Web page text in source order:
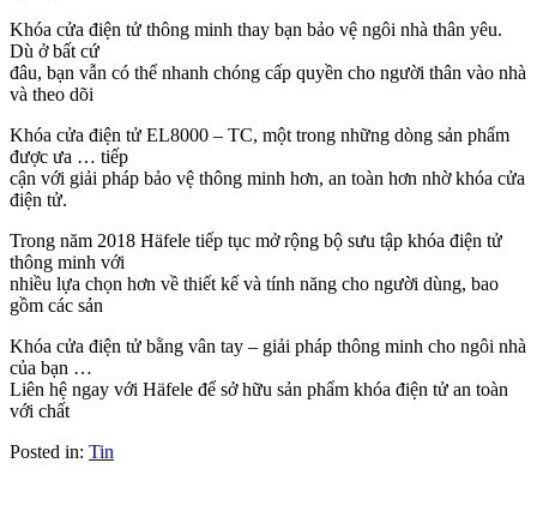
Khóa cửa điện tử thông minh thay bạn bảo vệ ngôi nhà thân yêu.
Dù ở bất cứ
đâu, bạn vẫn có thể nhanh chóng cấp quyền cho người thân vào nhà
và theo dõi
Khóa cửa điện tử EL8000 – TC, một trong những dòng sản phẩm
được ưa … tiếp
cận với giải pháp bảo vệ thông minh hơn, an toàn hơn nhờ khóa cửa
điện tử.
Trong năm 2018 Häfele tiếp tục mở rộng bộ sưu tập khóa điện tử
thông minh với
nhiều lựa chọn hơn về thiết kế và tính năng cho người dùng, bao
gồm các sản
Khóa cửa điện tử bằng vân tay – giải pháp thông minh cho ngôi nhà
của bạn …
Liên hệ ngay với Häfele để sở hữu sản phẩm khóa điện tử an toàn
với chất
Posted in: Tin